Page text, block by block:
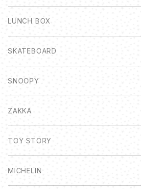
LUNCH BOX
SKATEBOARD
SNOOPY
ZAKKA
TOY STORY
MICHELIN